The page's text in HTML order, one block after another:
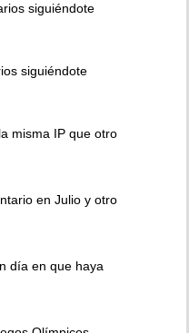
siguiéndote
siguiéndote
misma IP que otro
en Julio y otro
día en que haya